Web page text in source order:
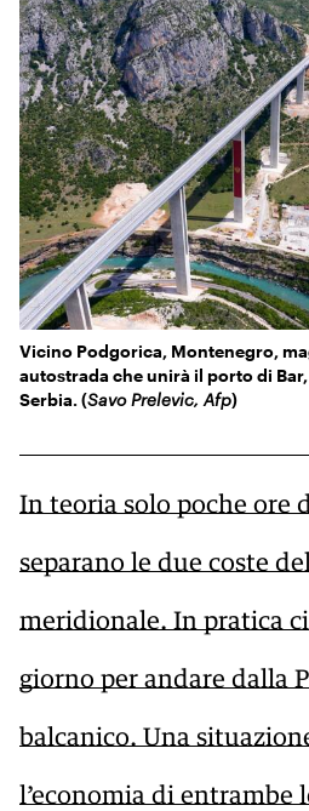
Regala o rinnova
Newsletter
Esci
IL SETTIMANALE
KIDS
FESTIVAL
L’ESSENZIALE
Vicino Podgorica, Montenegro,
autostrada che unirà il porto di
Serbia. (Savo Prelevic, Afp)
In teoria solo poche ore
separano le due coste
meridionale. In pratica
giorno per andare dalla
balcanico. Una
l’economia di entrambe